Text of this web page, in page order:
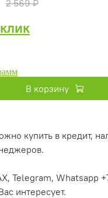
2 569 ₽
В корзину
купить в кредит,
Telegram, Whatsapp
интересует.